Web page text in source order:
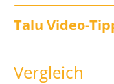
Talu Video-
Vergleich